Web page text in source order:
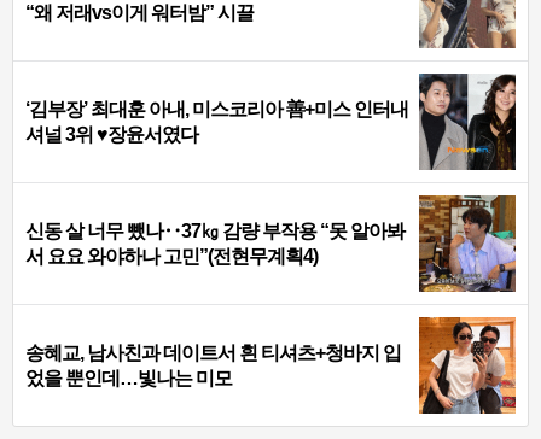
“왜 저래vs이게 워터밤” 시끌
‘김부장’ 최대훈 아내, 미스코리아 善+미스 인터내
셔널 3위 ♥장윤서였다
신동 살 너무 뺐나‥37㎏ 감량 부작용 “못 알아봐
서 요요 와야하나 고민”(전현무계획4)
송혜교, 남사친과 데이트서 흰 티셔츠+청바지 입
었을 뿐인데…빛나는 미모